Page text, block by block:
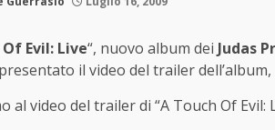
Evil: Live“, nuovo album dei Judas
il video del trailer
al video del trailer di “A Touch Of Evil: